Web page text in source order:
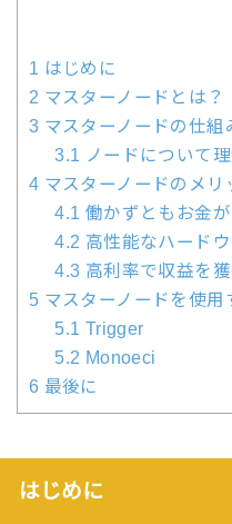
1 はじめに
2 マスターノードとは？
3 マスターノードの仕組
3.1 ノードについて
4 マスターノードのメリ
4.1 働かずともお金
4.2 高性能なハード
4.3 高利率で収益を
5 マスターノードを使
5.1 Trigger
5.2 Monoeci
6 最後に
はじめに